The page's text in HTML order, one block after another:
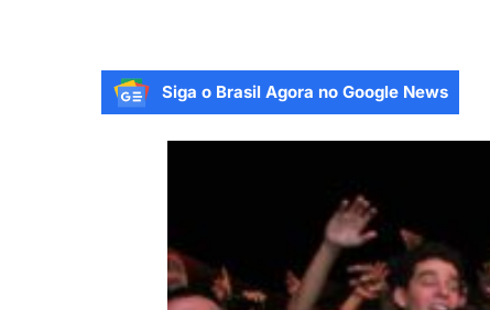
Siga o Brasil Agora no Google News